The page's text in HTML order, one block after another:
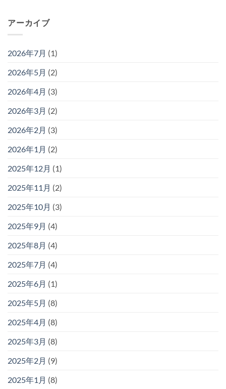
アーカイブ
2026年7月 (1)
2026年5月 (2)
2026年4月 (3)
2026年3月 (2)
2026年2月 (3)
2026年1月 (2)
2025年12月 (1)
2025年11月 (2)
2025年10月 (3)
2025年9月 (4)
2025年8月 (4)
2025年7月 (4)
2025年6月 (1)
2025年5月 (8)
2025年4月 (8)
2025年3月 (8)
2025年2月 (9)
2025年1月 (8)